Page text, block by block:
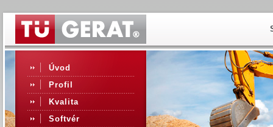
Úvod
Profil
Kvalita
Softvér